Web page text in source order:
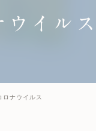
健診後の治療について
ウイルス
ロナウイルス